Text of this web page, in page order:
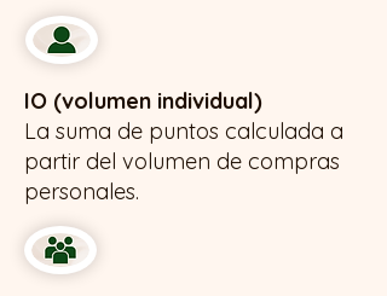
IO (volumen individual)
La suma de puntos calculada a
partir del volumen de compras
personales.